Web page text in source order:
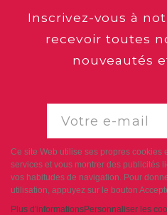
Inscrivez-vous à
recevoir toutes
nouveautés
Ce site Web utilise ses propres cookies
services et vous montrer des publicités
vos habitudes de navigation. Pour
utilisation, appuyez sur le bouton
Plus d'informationsPersonnaliser les